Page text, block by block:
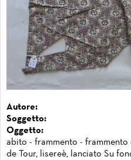
Autore:
Soggetto:
Oggetto:
abito - frammento -
de Tour, lisereè, lanciato Su